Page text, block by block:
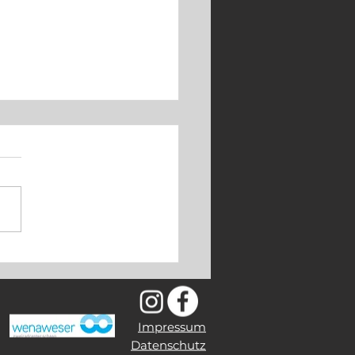
Knaus ist zurück
Impressum
Datenschutz